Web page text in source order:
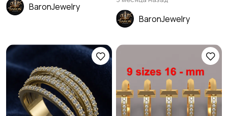
BaronJewelry
BaronJewelry